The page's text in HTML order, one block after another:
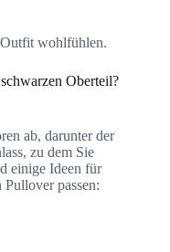
wohlfühlen.
Oberteil?
ab, darunter der
zu dem Sie
einige Ideen für
passen: